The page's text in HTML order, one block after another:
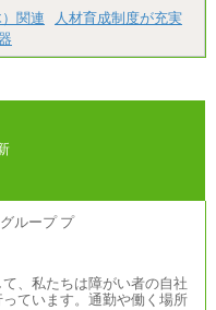
関連
人材育成制度が充実
、私たちは障がい者の自社
ています。通勤や働く場所